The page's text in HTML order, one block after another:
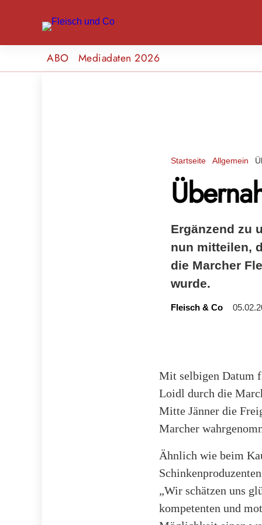
ABO Mediadaten 2026
Startseite Allgemein
Ergänzend zu
nun mitteilen,
die Marcher
wurde.
Fleisch & Co
Mit selbigen Datum
Loidl durch die
Mitte Jänner die
Marcher
Ähnlich wie beim
„Wir schätzen uns
kompetenten und